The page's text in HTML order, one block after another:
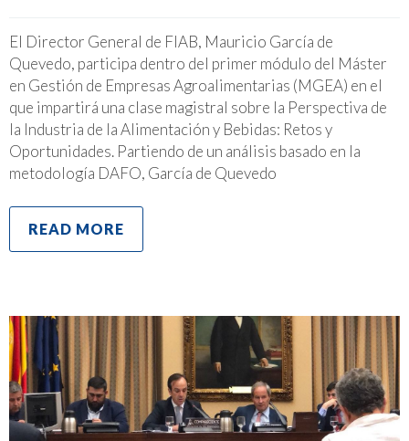
El Director General de FIAB, Mauricio García de
Quevedo, participa dentro del primer módulo del Máster
en Gestión de Empresas Agroalimentarias (MGEA) en el
que impartirá una clase magistral sobre la Perspectiva de
la Industria de la Alimentación y Bebidas: Retos y
Oportunidades. Partiendo de un análisis basado en la
metodología DAFO, García de Quevedo
READ MORE